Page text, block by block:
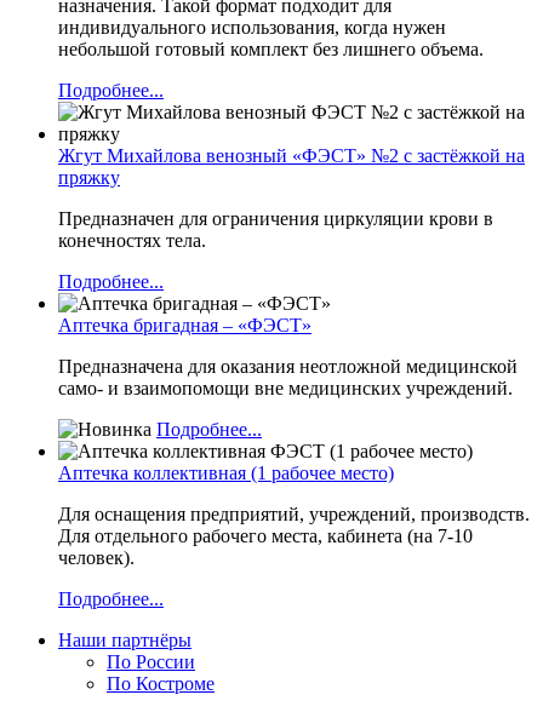
назначения. Такой формат подходит для
индивидуального использования, когда нужен
небольшой готовый комплект без лишнего объема.
Подробнее...
Жгут Михайлова венозный «ФЭСТ» №2 с застёжкой на
пряжку
Предназначен для ограничения циркуляции крови в
конечностях тела.
Подробнее...
Аптечка бригадная – «ФЭСТ»
Предназначена для оказания неотложной медицинской
само- и взаимопомощи вне медицинских учреждений.
Подробнее...
Аптечка коллективная (1 рабочее место)
Для оснащения предприятий, учреждений, производств.
Для отдельного рабочего места, кабинета (на 7-10
человек).
Подробнее...
Наши партнёры
По России
По Костроме